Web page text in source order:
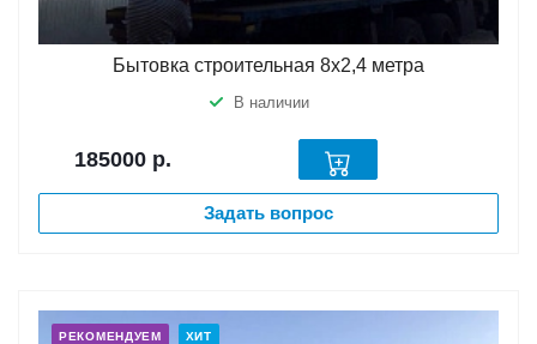
Бытовка строительная 8х2,4 метра
В наличии
185000 р.
Задать вопрос
РЕКОМЕНДУЕМ ХИТ